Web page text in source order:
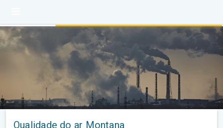
Qualidade do ar Montana